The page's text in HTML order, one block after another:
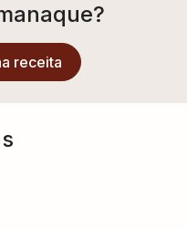
receita